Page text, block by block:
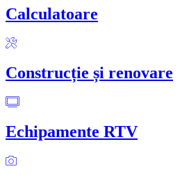
Calculatoare
Construcție și renovare
Echipamente RTV